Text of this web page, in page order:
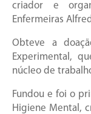
criador e
Enfermeiras
Obteve a
Experimental,
núcleo de
Fundou e foi o
Higiene Mental,